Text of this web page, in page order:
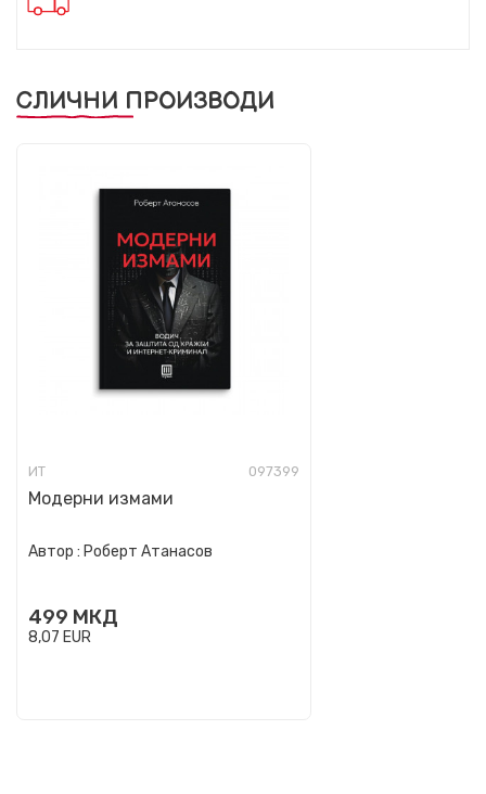
СЛИЧНИ ПРОИЗВОДИ
ИТ 097399
Модерни измами
Автор : Роберт Атанасов
499 МКД
8,07 EUR